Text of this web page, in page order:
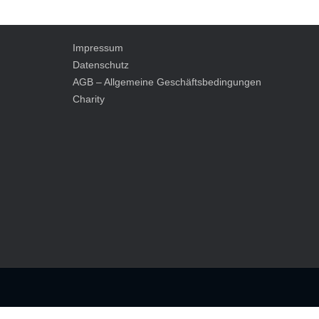
Impressum
Datenschutz
AGB – Allgemeine Geschäftsbedingungen
Charity